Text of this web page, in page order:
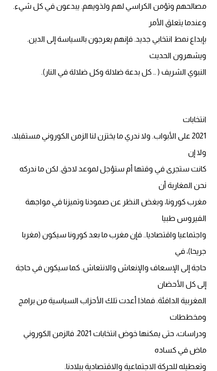
مصالحهم وتؤمن الكراسي لهم ولذويهم. يبدعون في كل شيء.
وعندما يتعلق الأمر
بإبداع نمط انتخابي جديد. فإنهم يعرجون بالسياسة إلى الدين.
ويشهرون الحديث
النبوي الشريف ( .. كل بدعة ضلالة وكل ضلالة في النار).
انتخابات
2021 على الأبواب. ولا ندري ما يختزن لنا الزمن الكوروني مستقبلا،
ولا إن
كانت ستجرى في وقتها أم ستؤجل لموعد لاحق. لكن ما ندركه
نحن المغاربة أن
مغرب كورونا، وبغض النظر عن صمودنا وتميزنا في مواجهة
الفيروس طبيا
واجتماعيا واقتصاديا.. فإن مغرب ما بعد كورونا سيكون (مغربا
جريحا)، في
حاجة إلى الإسعاف والإنعاش والانتعاش. كما سيكون في حاجة
إلى كل الأحضان
المغربية الدافئة. فماذا أعدت تلك الأحزاب السياسية من برامج
ومخططات
ودراسات، حتى يمكنها خوض انتخابات 2021. فالزمن الكوروني
ماض في كساده
وتعطيله للحركة الاجتماعية والاقتصادية ببلادنا.